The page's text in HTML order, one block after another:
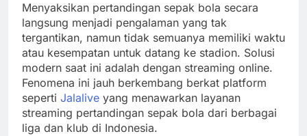
Menyaksikan pertandingan sepak bola secara
langsung menjadi pengalaman yang tak
tergantikan, namun tidak semuanya memiliki waktu
atau kesempatan untuk datang ke stadion. Solusi
modern saat ini adalah dengan streaming online.
Fenomena ini jauh berkembang berkat platform
seperti Jalalive yang menawarkan layanan
streaming pertandingan sepak bola dari berbagai
liga dan klub di Indonesia.